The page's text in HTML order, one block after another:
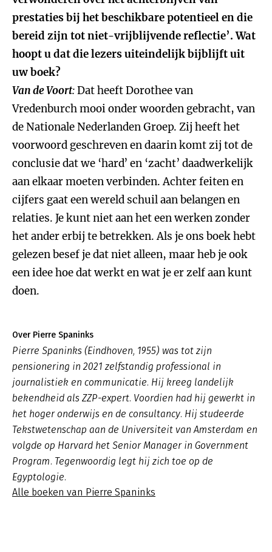
prestaties bij het beschikbare potentieel en die
bereid zijn tot niet-vrijblijvende reflectie’. Wat
hoopt u dat die lezers uiteindelijk bijblijft uit
uw boek?
Van de Voort:Dat heeft Dorothee van
Vredenburch mooi onder woorden gebracht, van
de Nationale Nederlanden Groep. Zij heeft het
voorwoord geschreven en daarin komt zij tot de
conclusie dat we ‘hard’ en ‘zacht’ daadwerkelijk
aan elkaar moeten verbinden. Achter feiten en
cijfers gaat een wereld schuil aan belangen en
relaties. Je kunt niet aan het een werken zonder
het ander erbij te betrekken. Als je ons boek hebt
gelezen besef je dat niet alleen, maar heb je ook
een idee hoe dat werkt en wat je er zelf aan kunt
doen.
Over Pierre Spaninks
Pierre Spaninks (Eindhoven, 1955) was tot zijn
pensionering in 2021 zelfstandig professional in
journalistiek en communicatie. Hij kreeg landelijk
bekendheid als ZZP-expert. Voordien had hij gewerkt in
het hoger onderwijs en de consultancy. Hij studeerde
Tekstwetenschap aan de Universiteit van Amsterdam en
volgde op Harvard het Senior Manager in Government
Program. Tegenwoordig legt hij zich toe op de
Egyptologie.
Alle boeken van Pierre Spaninks